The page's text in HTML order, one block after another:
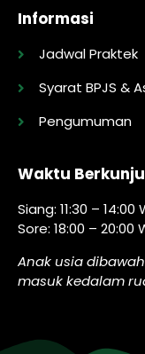
Informasi
Jadwal Praktek
Syarat BPJS &
Pengumuman
Waktu
Siang: 11:30 – 14:00
Sore: 18:00 – 20:00
Anak usia
masuk kedalam